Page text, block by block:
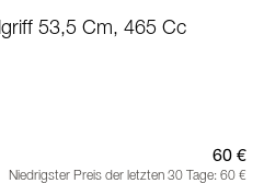
53,5 Cm, 465 Cc
60 €
Niedrigster Preis der letzten 30 Tage: 60 €